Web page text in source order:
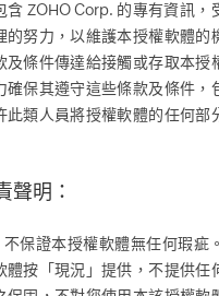
含 ZOHO Corp. 的專有資訊，
的努力，以維護本授權軟體的
及條件傳達給接觸或存取本授
確保其遵守這些條款及條件，
此類人員將授權軟體的任何部
聲明：
不保證本授權軟體無任何瑕疵
體按「現況」提供，不提供任